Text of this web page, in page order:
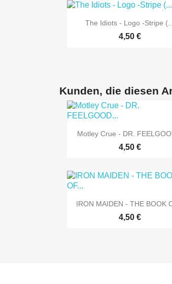
 Vorschau
The Idiots - Logo -Stripe
4,50 €
Kunden, die diesen
 Vorschau
Motley Crue - DR.
4,50 €
 Vorschau
IRON MAIDEN - THE BOOK
4,50 €